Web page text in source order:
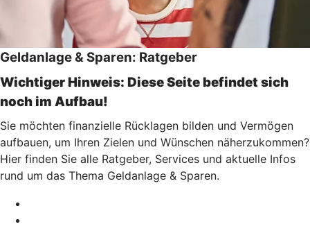
Geldanlage & Sparen: Ratgeber
Wichtiger Hinweis: Diese Seite befindet sich
noch im Aufbau!
Sie möchten finanzielle Rücklagen bilden und Vermögen
aufbauen, um Ihren Zielen und Wünschen näherzukommen?
Hier finden Sie alle Ratgeber, Services und aktuelle Infos
rund um das Thema Geldanlage & Sparen.